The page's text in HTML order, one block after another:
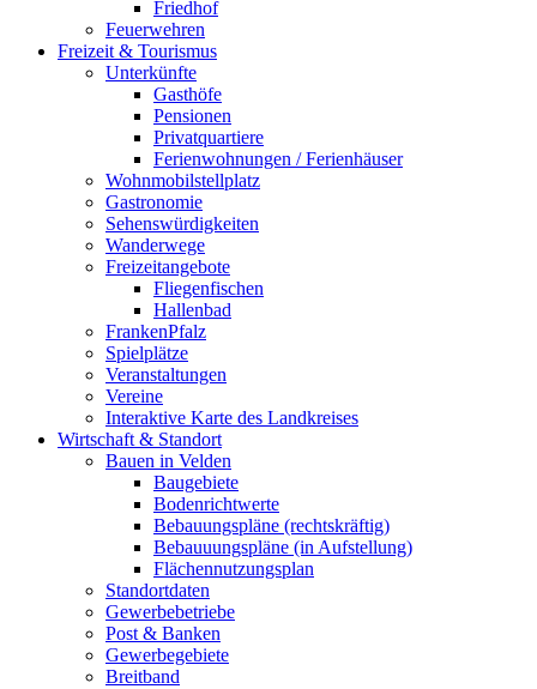
Friedhof
Feuerwehren
Freizeit & Tourismus
Unterkünfte
Gasthöfe
Pensionen
Privatquartiere
Ferienwohnungen / Ferienhäuser
Wohnmobilstellplatz
Gastronomie
Sehenswürdigkeiten
Wanderwege
Freizeitangebote
Fliegenfischen
Hallenbad
FrankenPfalz
Spielplätze
Veranstaltungen
Vereine
Interaktive Karte des Landkreises
Wirtschaft & Standort
Bauen in Velden
Baugebiete
Bodenrichtwerte
Bebauungspläne (rechtskräftig)
Bebauuungspläne (in Aufstellung)
Flächennutzungsplan
Standortdaten
Gewerbebetriebe
Post & Banken
Gewerbegebiete
Breitband